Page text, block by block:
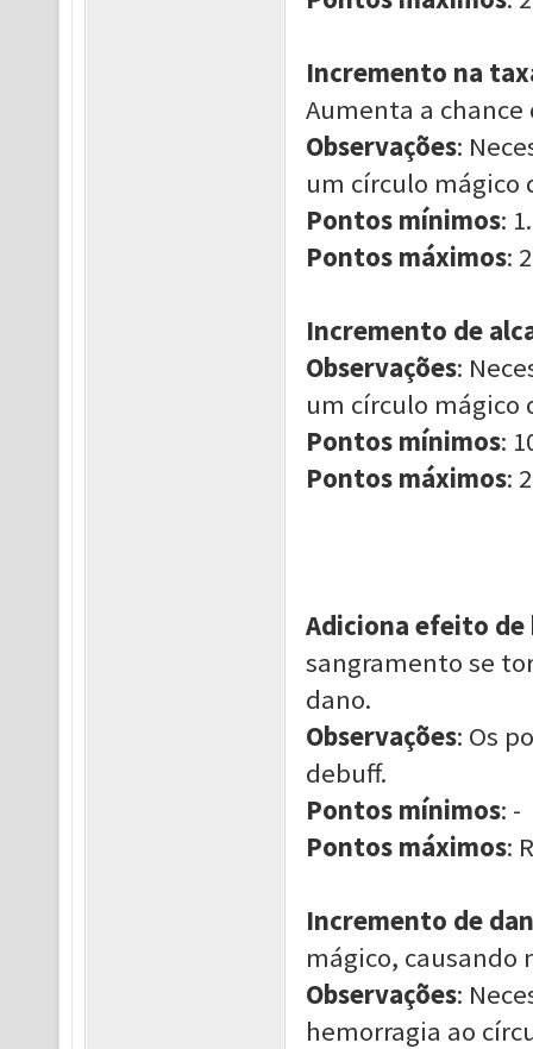
Incremento na
Aumenta a chance
Observações:
um círculo mágico
Pontos mínimos: 1.
Pontos máximos:
Incremento de
Observações:
um círculo mágico
Pontos mínimos:
Pontos máximos:
Adiciona efeito de
sangramento se
dano.
Observações: Os
debuff.
Pontos mínimos: -
Pontos máximos:
Incremento de
mágico, causando
Observações:
hemorragia ao